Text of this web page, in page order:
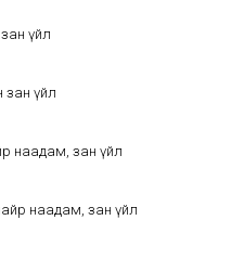
үйл
үйл
наадам, зан үйл
наадам, зан үйл